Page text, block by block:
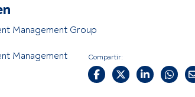
Management Group
Management Compartir: